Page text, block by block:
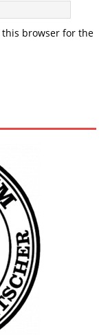
this browser for the